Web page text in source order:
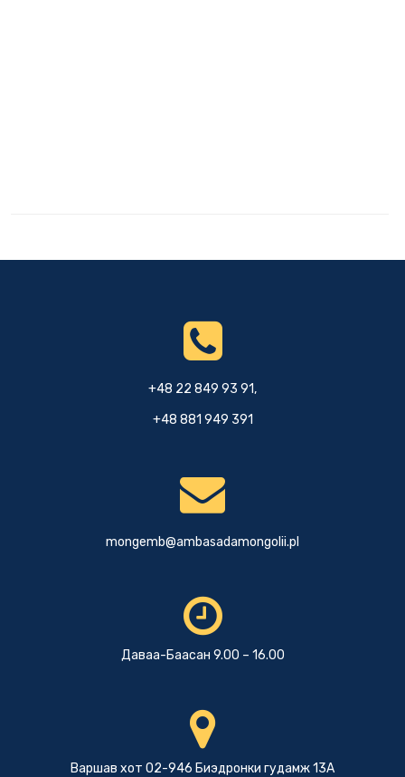
+48 22 849 93 91,
+48 881 949 391
mongemb@ambasadamongolii.pl
Даваа-Баасан 9.00 – 16.00
Варшав хот 02-946 Биэдронки гудамж 13А